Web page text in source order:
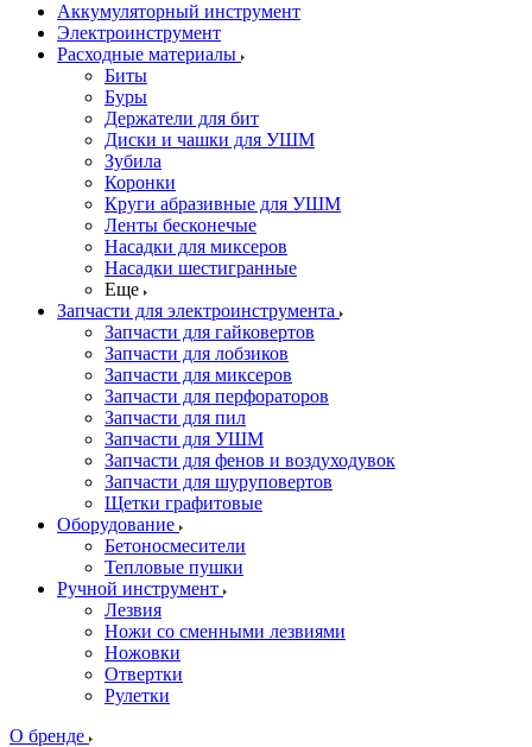
Аккумуляторный инструмент
Электроинструмент
Расходные материалы
Биты
Буры
Держатели для бит
Диски и чашки для УШМ
Зубила
Коронки
Круги абразивные для УШМ
Ленты бесконечые
Насадки для миксеров
Насадки шестигранные
Еще
Запчасти для электроинструмента
Запчасти для гайковертов
Запчасти для лобзиков
Запчасти для миксеров
Запчасти для перфораторов
Запчасти для пил
Запчасти для УШМ
Запчасти для фенов и воздуходувок
Запчасти для шуруповертов
Щетки графитовые
Оборудование
Бетоносмесители
Тепловые пушки
Ручной инструмент
Лезвия
Ножи со сменными лезвиями
Ножовки
Отвертки
Рулетки
О бренде